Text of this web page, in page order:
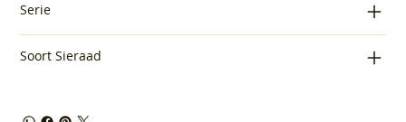
Serie
Soort Sieraad